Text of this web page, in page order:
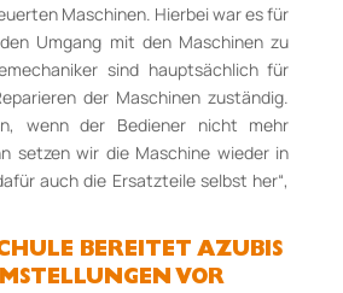
Maschinen. Hierbei war es für
Umgang mit den Maschinen zu
sind hauptsächlich für
der Maschinen zuständig.
wenn der Bediener nicht mehr
setzen wir die Maschine wieder in
auch die Ersatzteile selbst her“,
BEREITET AZUBIS
VOR